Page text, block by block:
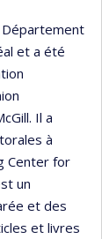
et a été
Il a
à
Center for
un
et des
et livres